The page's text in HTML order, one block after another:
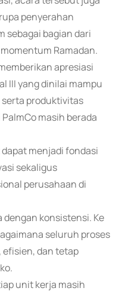
penyerahan
sebagai bagian dari
Ramadan.
apresiasi
III yang dinilai mampu
produktivitas
masih berada
menjadi fondasi
sekaligus
perusahaan di
dengan konsistensi. Ke
seluruh proses
efisien, dan tetap
unit kerja masih